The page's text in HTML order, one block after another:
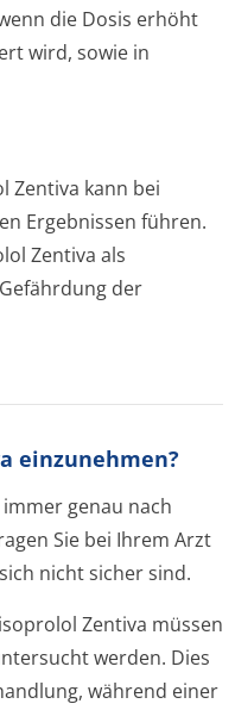
die Dosis erhöht
wird, sowie in
Zentiva kann bei
Ergebnissen führen.
Zentiva als
der
einzunehmen?
genau nach
Sie bei Ihrem Arzt
nicht sicher sind.
Zentiva müssen
werden. Dies
während einer